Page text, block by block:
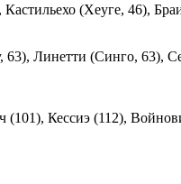
(Хеуге, 46),
Линетти (Синго, 63),
Кессиэ (112),